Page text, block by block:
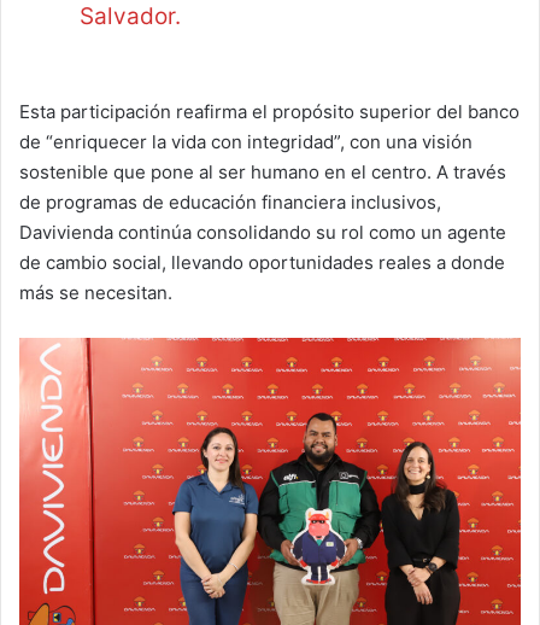
Salvador.
Esta participación reafirma el propósito superior del banco
de “enriquecer la vida con integridad”, con una visión
sostenible que pone al ser humano en el centro. A través
de programas de educación financiera inclusivos,
Davivienda continúa consolidando su rol como un agente
de cambio social, llevando oportunidades reales a donde
más se necesitan.